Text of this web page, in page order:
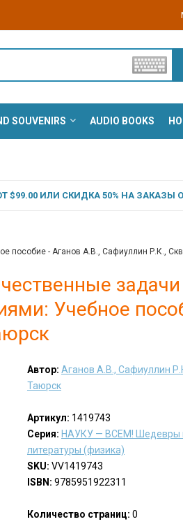
SOUVENIRS AUDIO BOOKS
ИЛИ СКИДКА 50% НА ЗАКАЗЫ
пособие - Аганов А.В., Сафиуллин Р.К.,
Учебное
Автор: Аганов А.В., Сафиуллин
Таюрск
Артикул: 1419743
Серия: НАУКУ — ВСЕМ! Шедевры
литературы (физика)
SKU: VV1419743
ISBN: 9785951922311
Количество страниц: 0